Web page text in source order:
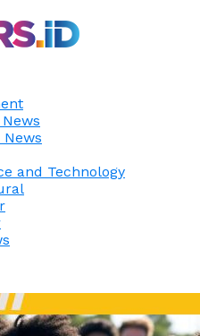
and Technology